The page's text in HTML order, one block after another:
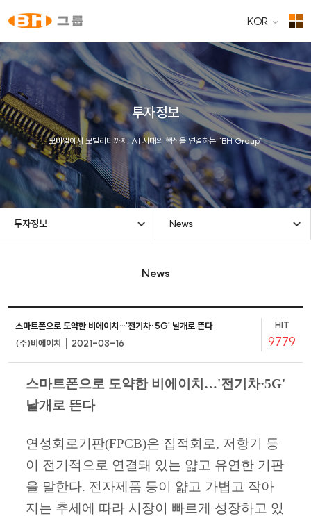
KOR
투자정보
모바일에서 모빌리티까지, AI 시대의 핵심을 연결하는 “BH Group”
투자정보 News
News
스마트폰으로 도약한 비에이치…'전기차·5G' 날개로 뜬다
(주)비에이치 │ 2021-03-16
HIT
9779
스마트폰으로 도약한 비에이치…'전기차·5G'
날개로 뜬다
연성회로기판(FPCB)은 집적회로, 저항기 등
이 전기적으로 연결돼 있는 얇고 유연한 기판
을 말한다. 전자제품 등이 얇고 가볍고 작아
지는 추세에 따라 시장이 빠르게 성장하고 있